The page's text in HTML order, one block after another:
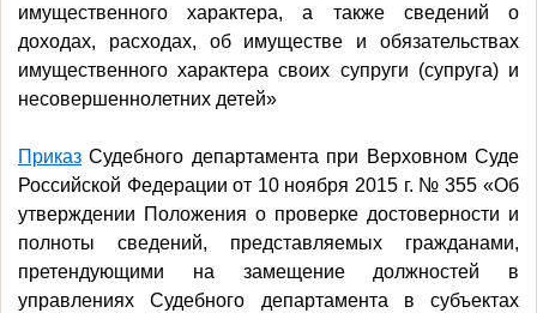
имущественного характера, а также сведений о
доходах, расходах, об имуществе и обязательствах
имущественного характера своих супруги (супруга) и
несовершеннолетних детей»
Приказ Судебного департамента при Верховном Суде
Российской Федерации от 10 ноября 2015 г. № 355 «Об
утверждении Положения о проверке достоверности и
полноты сведений, представляемых гражданами,
претендующими на замещение должностей в
управлениях Судебного департамента в субъектах